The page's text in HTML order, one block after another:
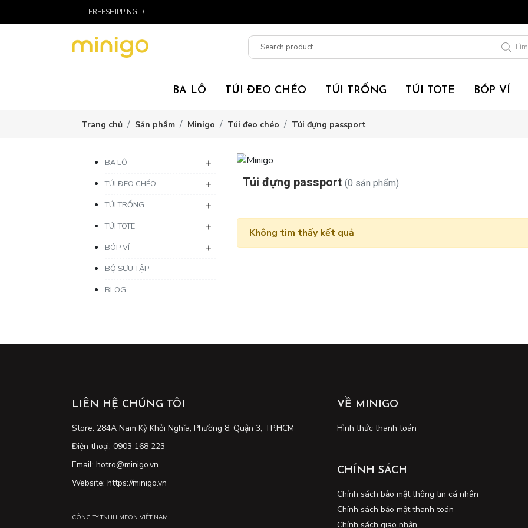
FREESHIPPING TOÀN QUỐC CHO ĐƠN HÀNG TRÊN 300K
BA LÔ TÚI ĐEO CHÉO TÚI TRỐNG TÚI TOTE BÓP VÍ
Trang chủ Sản phẩm Minigo Túi đeo chéo Túi đựng passport
BA LÔ
TÚI ĐEO CHÉO
TÚI TRỐNG
TÚI TOTE
BÓP VÍ
BỘ SƯU TẬP
BLOG
Túi đựng passport (0 sản phẩm)
Không tìm thấy kết quả
LIÊN HỆ CHÚNG TÔI
Store: 284A Nam Kỳ Khởi Nghĩa, Phường 8, Quận 3, TP.HCM
Điện thoại: 0903 168 223
Email: hotro@minigo.vn
Website: https://minigo.vn
CÔNG TY TNHH MEON VIỆT NAM
VỀ MINIGO
Hình thức thanh toán
CHÍNH SÁCH
Chính sách bảo mật thông tin cá nhân
Chính sách bảo mật thanh toán
Chính sách giao nhận